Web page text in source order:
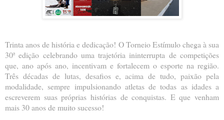
Trinta anos de história e dedicação! O Torneio Estímulo chega à sua
30ª edição celebrando uma trajetória ininterrupta de competições
que, ano após ano, incentivam e fortalecem o esporte na região.
Três décadas de lutas, desafios e, acima de tudo, paixão pela
modalidade, sempre impulsionando atletas de todas as idades a
escreverem suas próprias histórias de conquistas. E que venham
mais 30 anos de muito sucesso!